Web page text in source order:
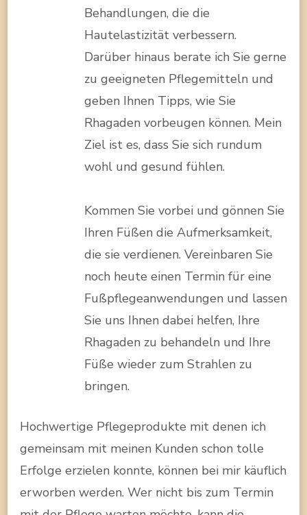
Behandlungen, die die
Hautelastizität verbessern.
Darüber hinaus berate ich Sie gerne
zu geeigneten Pflegemitteln und
geben Ihnen Tipps, wie Sie
Rhagaden vorbeugen können. Mein
Ziel ist es, dass Sie sich rundum
wohl und gesund fühlen.
Kommen Sie vorbei und gönnen Sie
Ihren Füßen die Aufmerksamkeit,
die sie verdienen. Vereinbaren Sie
noch heute einen Termin für eine
Fußpflegeanwendungen und lassen
Sie uns Ihnen dabei helfen, Ihre
Rhagaden zu behandeln und Ihre
Füße wieder zum Strahlen zu
bringen.
Hochwertige Pflegeprodukte mit denen ich
gemeinsam mit meinen Kunden schon tolle
Erfolge erzielen konnte, können bei mir käuflich
erworben werden. Wer nicht bis zum Termin